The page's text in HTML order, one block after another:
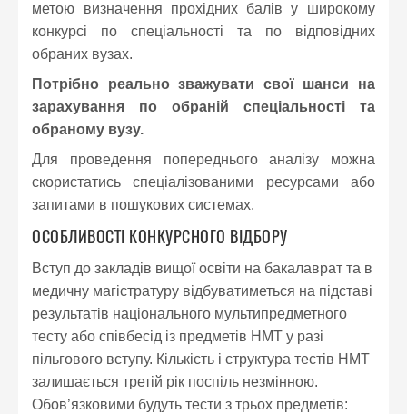
метою визначення прохідних балів у широкому
конкурсі по спеціальності та по відповідних
обраних вузах.
Потрібно реально зважувати свої шанси на
зарахування по обраній спеціальності та
обраному вузу.
Для проведення попереднього аналізу можна
скористатись спеціалізованими ресурсами або
запитами в пошукових системах.
ОСОБЛИВОСТІ КОНКУРСНОГО ВІДБОРУ
Вступ до закладів вищої освіти на бакалаврат та в
медичну магістратуру відбуватиметься на підставі
результатів національного мультипредметного
тесту або співбесід із предметів НМТ у разі
пільгового вступу. Кількість і структура тестів НМТ
залишається третій рік поспіль незмінною.
Обов’язковими будуть тести з трьох предметів: